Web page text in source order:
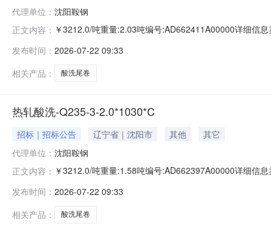
代理单位： 沈阳鞍钢
正文内容： ￥3212.0/吨重量:2.03吨编号:AD662411A00000详细信
产线名称:冷轧1#线锌层重量代码描述:上表面锌层重量
发布时间： 2026-07-22 09:33
相关产品：
酸洗尾卷
热轧酸洗-Q235-3-2.0*1030*C
招标｜招标公告 辽宁省｜沈阳市 其他
其它
代理单位： 沈阳鞍钢
正文内容： ￥3212.0/吨重量:1.58吨编号:AD662397A00000详细信
求产线名称:冷轧1#线锌层重量代码描述:上表面锌层重量
发布时间： 2026-07-22 09:33
相关产品：
酸洗尾卷